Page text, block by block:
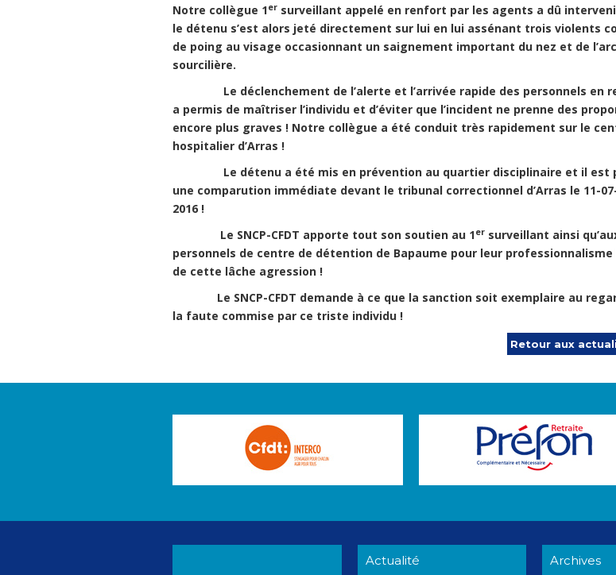
Notre collègue 1er surveillant appelé en renfort par les agents a dû
le détenu s’est alors jeté directement sur lui en lui assénant trois violents
de poing au visage occasionnant un saignement important du nez et de
sourcilière.
Le déclenchement de l’alerte et l’arrivée rapide des personnels en
a permis de maîtriser l’individu et d’éviter que l’incident ne prenne des
encore plus graves ! Notre collègue a été conduit très rapidement sur le
hospitalier d’Arras !
Le détenu a été mis en prévention au quartier disciplinaire et il est
une comparution immédiate devant le tribunal correctionnel d’Arras le 11-
2016 !
Le SNCP-CFDT apporte tout son soutien au 1er surveillant ainsi
personnels de centre de détention de Bapaume pour leur professionnalisme
de cette lâche agression !
Le SNCP-CFDT demande à ce que la sanction soit exemplaire au
la faute commise par ce triste individu !
Retour aux
Actualité Archives